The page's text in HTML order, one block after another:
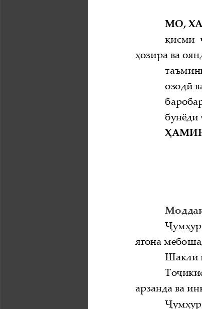
МО,
қисми
ҳозира ва
озод
ягона
Шакли
арзанда ва